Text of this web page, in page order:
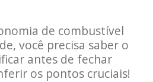
de combustível
você precisa saber o
antes de fechar
os pontos cruciais!